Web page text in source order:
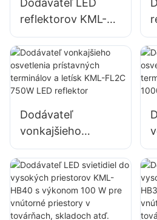
reflektorov KML-
FL2C 400W pre
vonkajšie fasády
budov a osvetlenie
stavenísk
Dodávateľ
vonkajšieho
osvetlenia
prístavných
terminálov a letísk
KML-FL2C 750W
LED reflektor